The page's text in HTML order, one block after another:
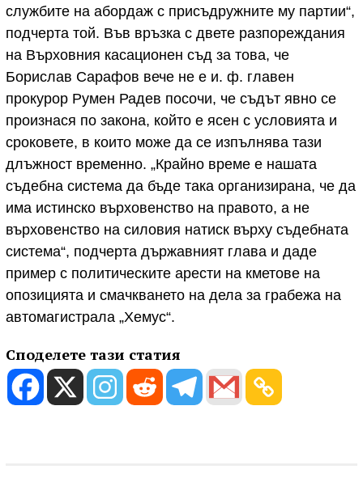
службите на абордаж с присъдружните му партии“,
подчерта той. Във връзка с двете разпореждания
на Върховния касационен съд за това, че
Борислав Сарафов вече не е и. ф. главен
прокурор Румен Радев посочи, че съдът явно се
произнася по закона, който е ясен с условията и
сроковете, в които може да се изпълнява тази
длъжност временно. „Крайно време е нашата
съдебна система да бъде така организирана, че да
има истинско върховенство на правото, а не
върховенство на силовия натиск върху съдебната
система“, подчерта държавният глава и даде
пример с политическите арести на кметове на
опозицията и смачкването на дела за грабежа на
автомагистрала „Хемус“.
Споделете тази статия